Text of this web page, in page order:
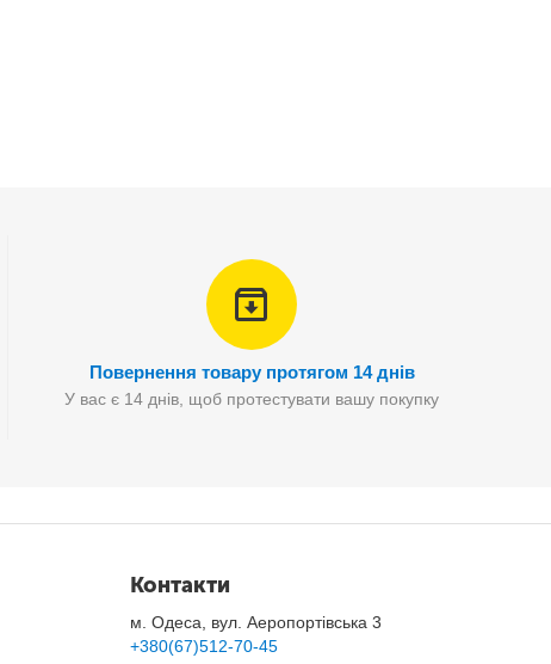
з електропроводкою.
Повернення товару протягом 14 днів
У вас є 14 днів, щоб протестувати вашу покупку
Контакти
м. Одеса, вул. Аеропортівська 3
+380(67)512-70-45